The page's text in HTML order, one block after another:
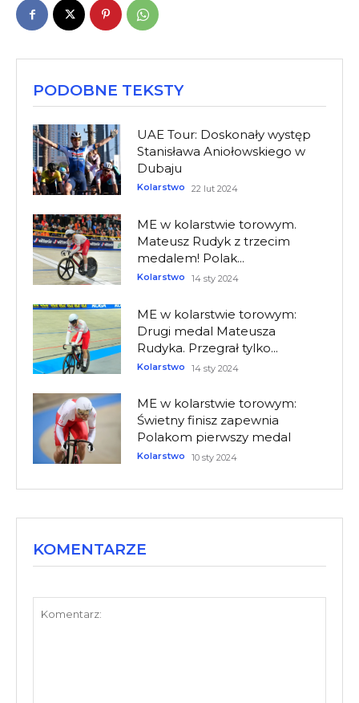
PODOBNE TEKSTY
UAE Tour: Doskonały występ
Stanisława Aniołowskiego w
Dubaju
Kolarstwo 22 lut 2024
ME w kolarstwie torowym.
Mateusz Rudyk z trzecim
medalem! Polak...
Kolarstwo 14 sty 2024
ME w kolarstwie torowym:
Drugi medal Mateusza
Rudyka. Przegrał tylko...
Kolarstwo 14 sty 2024
ME w kolarstwie torowym:
Świetny finisz zapewnia
Polakom pierwszy medal
Kolarstwo 10 sty 2024
KOMENTARZE